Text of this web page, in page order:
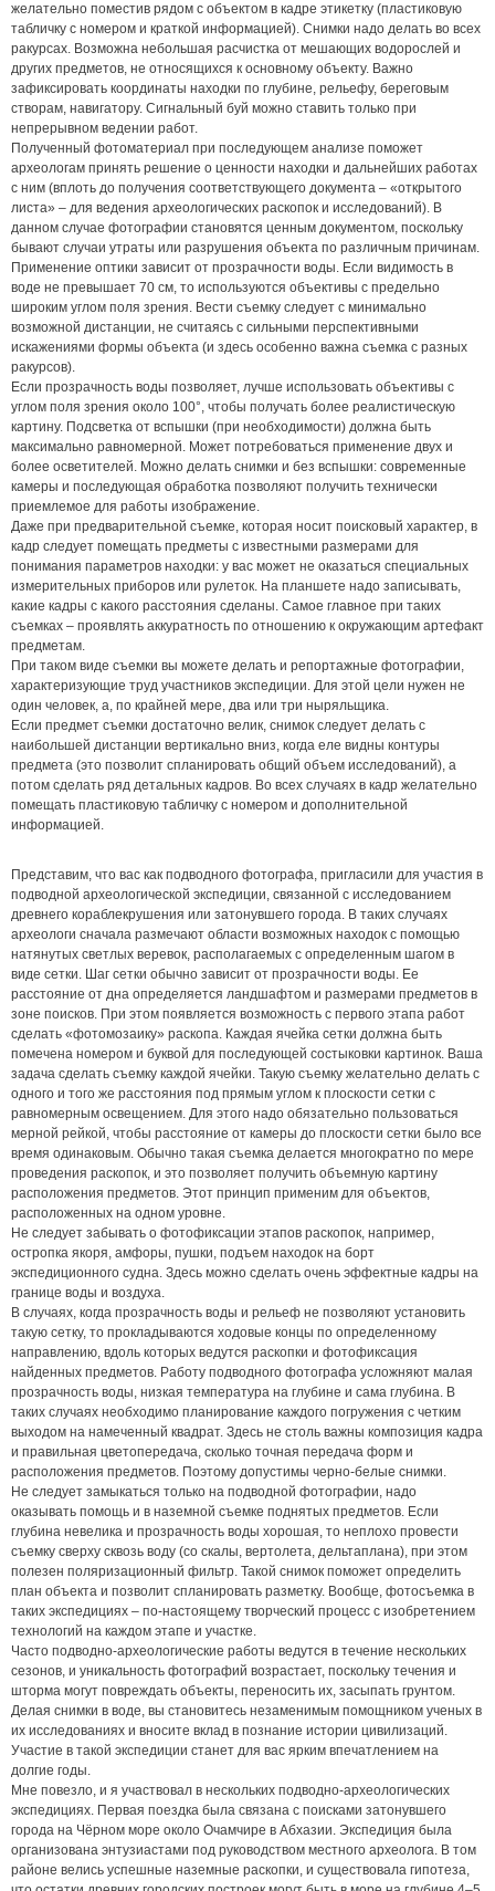
желательно поместив рядом с объектом в кадре этикетку (пластиковую
табличку с номером и краткой информацией). Снимки надо делать во всех
ракурсах. Возможна небольшая расчистка от мешающих водорослей и
других предметов, не относящихся к основному объекту. Важно
зафиксировать координаты находки по глубине, рельефу, береговым
створам, навигатору. Сигнальный буй можно ставить только при
непрерывном ведении работ.
Полученный фотоматериал при последующем анализе поможет
археологам принять решение о ценности находки и дальнейших работах
с ним (вплоть до получения соответствующего документа – «открытого
листа» – для ведения археологических раскопок и исследований). В
данном случае фотографии становятся ценным документом, поскольку
бывают случаи утраты или разрушения объекта по различным причинам.
Применение оптики зависит от прозрачности воды. Если видимость в
воде не превышает 70 см, то используются объективы с предельно
широким углом поля зрения. Вести съемку следует с минимально
возможной дистанции, не считаясь с сильными перспективными
искажениями формы объекта (и здесь особенно важна съемка с разных
ракурсов).
Если прозрачность воды позволяет, лучше использовать объективы с
углом поля зрения около 100°, чтобы получать более реалистическую
картину. Подсветка от вспышки (при необходимости) должна быть
максимально равномерной. Может потребоваться применение двух и
более осветителей. Можно делать снимки и без вспышки: современные
камеры и последующая обработка позволяют получить технически
приемлемое для работы изображение.
Даже при предварительной съемке, которая носит поисковый характер, в
кадр следует помещать предметы с известными размерами для
понимания параметров находки: у вас может не оказаться специальных
измерительных приборов или рулеток. На планшете надо записывать,
какие кадры с какого расстояния сделаны. Самое главное при таких
съемках – проявлять аккуратность по отношению к окружающим артефакт
предметам.
При таком виде съемки вы можете делать и репортажные фотографии,
характеризующие труд участников экспедиции. Для этой цели нужен не
один человек, а, по крайней мере, два или три ныряльщика.
Если предмет съемки достаточно велик, снимок следует делать с
наибольшей дистанции вертикально вниз, когда еле видны контуры
предмета (это позволит спланировать общий объем исследований), а
потом сделать ряд детальных кадров. Во всех случаях в кадр желательно
помещать пластиковую табличку с номером и дополнительной
информацией.
Представим, что вас как подводного фотографа, пригласили для участия в
подводной археологической экспедиции, связанной с исследованием
древнего кораблекрушения или затонувшего города. В таких случаях
археологи сначала размечают области возможных находок с помощью
натянутых светлых веревок, располагаемых с определенным шагом в
виде сетки. Шаг сетки обычно зависит от прозрачности воды. Ее
расстояние от дна определяется ландшафтом и размерами предметов в
зоне поисков. При этом появляется возможность с первого этапа работ
сделать «фотомозаику» раскопа. Каждая ячейка сетки должна быть
помечена номером и буквой для последующей состыковки картинок. Ваша
задача сделать съемку каждой ячейки. Такую съемку желательно делать с
одного и того же расстояния под прямым углом к плоскости сетки с
равномерным освещением. Для этого надо обязательно пользоваться
мерной рейкой, чтобы расстояние от камеры до плоскости сетки было все
время одинаковым. Обычно такая съемка делается многократно по мере
проведения раскопок, и это позволяет получить объемную картину
расположения предметов. Этот принцип применим для объектов,
расположенных на одном уровне.
Не следует забывать о фотофиксации этапов раскопок, например,
остропка якоря, амфоры, пушки, подъем находок на борт
экспедиционного судна. Здесь можно сделать очень эффектные кадры на
границе воды и воздуха.
В случаях, когда прозрачность воды и рельеф не позволяют установить
такую сетку, то прокладываются ходовые концы по определенному
направлению, вдоль которых ведутся раскопки и фотофиксация
найденных предметов. Работу подводного фотографа усложняют малая
прозрачность воды, низкая температура на глубине и сама глубина. В
таких случаях необходимо планирование каждого погружения с четким
выходом на намеченный квадрат. Здесь не столь важны композиция кадра
и правильная цветопередача, сколько точная передача форм и
расположения предметов. Поэтому допустимы черно-белые снимки.
Не следует замыкаться только на подводной фотографии, надо
оказывать помощь и в наземной съемке поднятых предметов. Если
глубина невелика и прозрачность воды хорошая, то неплохо провести
съемку сверху сквозь воду (со скалы, вертолета, дельтаплана), при этом
полезен поляризационный фильтр. Такой снимок поможет определить
план объекта и позволит спланировать разметку. Вообще, фотосъемка в
таких экспедициях – по-настоящему творческий процесс с изобретением
технологий на каждом этапе и участке.
Часто подводно-археологические работы ведутся в течение нескольких
сезонов, и уникальность фотографий возрастает, поскольку течения и
шторма могут повреждать объекты, переносить их, засыпать грунтом.
Делая снимки в воде, вы становитесь незаменимым помощником ученых в
их исследованиях и вносите вклад в познание истории цивилизаций.
Участие в такой экспедиции станет для вас ярким впечатлением на
долгие годы.
Мне повезло, и я участвовал в нескольких подводно-археологических
экспедициях. Первая поездка была связана с поисками затонувшего
города на Чёрном море около Очамчире в Абхазии. Экспедиция была
организована энтузиастами под руководством местного археолога. В том
районе велись успешные наземные раскопки, и существовала гипотеза,